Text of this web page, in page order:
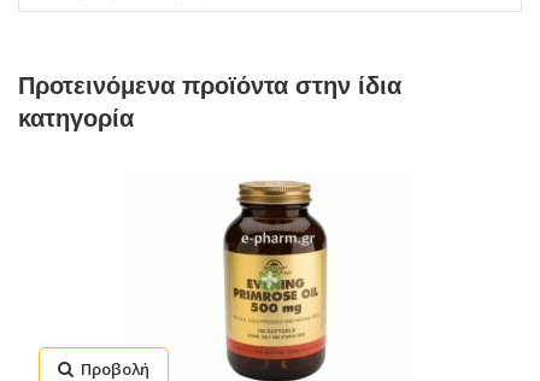
Προτεινόμενα προϊόντα στην ίδια
κατηγορία
Προβολή